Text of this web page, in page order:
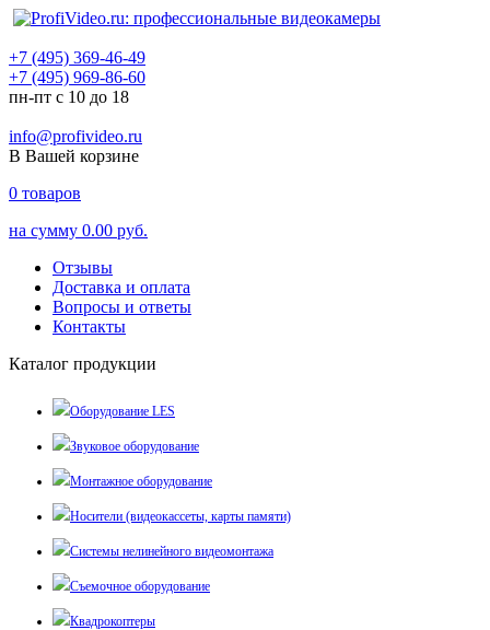
+7 (495) 369-46-49
+7 (495) 969-86-60
пн-пт с 10 до 18
info@profivideo.ru
В Вашей корзине
0 товаров
на сумму 0.00 руб.
Отзывы
Доставка и оплата
Вопросы и ответы
Контакты
Каталог продукции
Оборудование LES
Звуковое оборудование
Монтажное оборудование
Носители (видеокассеты, карты памяти)
Системы нелинейного видеомонтажа
Съемочное оборудование
Квадрокоптеры